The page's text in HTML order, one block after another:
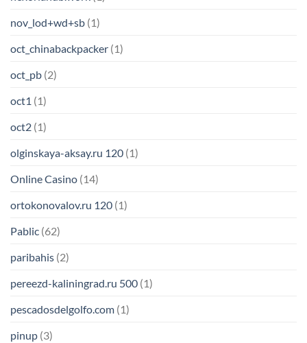
nov_lod+wd+sb (1)
oct_chinabackpacker (1)
oct_pb (2)
oct1 (1)
oct2 (1)
olginskaya-aksay.ru 120 (1)
Online Casino (14)
ortokonovalov.ru 120 (1)
Pablic (62)
paribahis (2)
pereezd-kaliningrad.ru 500 (1)
pescadosdelgolfo.com (1)
pinup (3)